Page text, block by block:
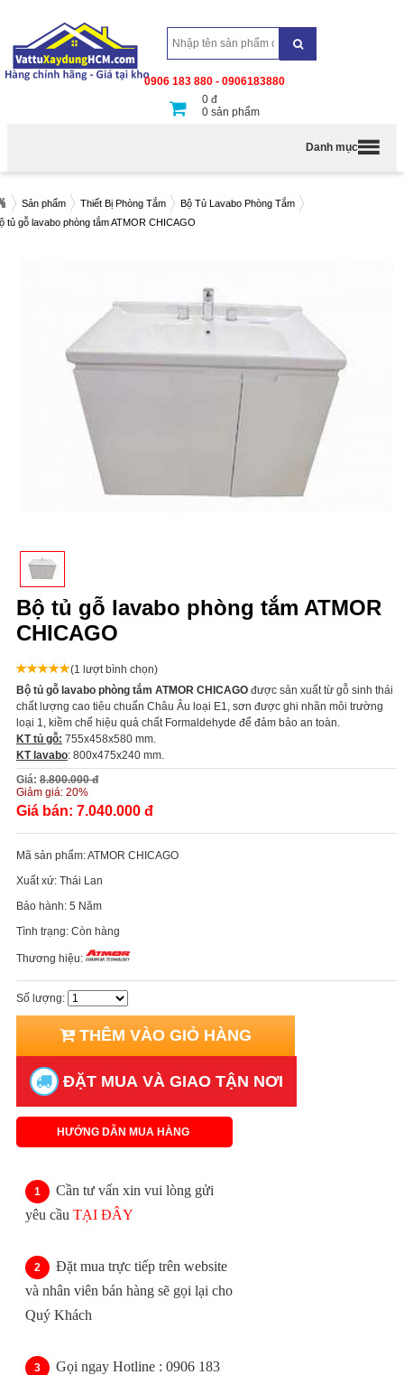
0906 183 880 - 0906183880
0 đ
0 sản phẩm
Danh mục
Sản phẩm Thiết Bị Phòng Tắm
Bộ Tủ Lavabo Phòng Tắm
tủ gỗ lavabo phòng tắm ATMOR CHICAGO
Bộ tủ gỗ lavabo phòng tắm ATMOR
CHICAGO
(1 lượt bình chọn)
Bộ tủ gỗ lavabo phòng tắm ATMOR CHICAGO được sản xuất từ gỗ sinh thái
chất lượng cao tiêu chuẩn Châu Âu loại E1, sơn được ghi nhãn môi trường
loại 1, kiềm chế hiệu quả chất Formaldehyde để đảm bảo an toàn.
KT tủ gỗ: 755x458x580 mm.
KT lavabo: 800x475x240 mm.
Giá: 8.800.000 đ
Giảm giá: 20%
Giá bán: 7.040.000 đ
Mã sản phẩm:ATMOR CHICAGO
Xuất xứ: Thái Lan
Bảo hành: 5 Năm
Tình trạng: Còn hàng
Thương hiệu:
Số lượng:
THÊM VÀO GIỎ HÀNG
ĐẶT MUA VÀ GIAO TẬN NƠI
HƯỚNG DẪN MUA HÀNG
Cần tư vấn xin vui lòng gửi
yêu cầu TẠI ĐÂY
Đặt mua trực tiếp trên website
và nhân viên bán hàng sẽ gọi lại cho
Quý Khách
Gọi ngay Hotline : 0906 183